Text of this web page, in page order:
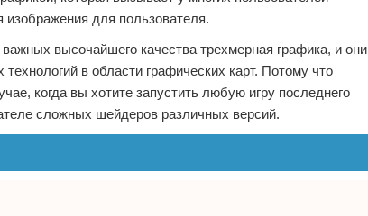
изображения для пользователя.
высочайшего качества трехмерная графика, и они
в области графических карт. Потому что
когда вы хотите запустить любую игру последнего
сложных шейдеров различных версий.